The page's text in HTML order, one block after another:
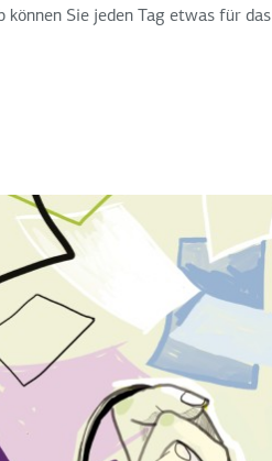
können Sie jeden Tag etwas für das